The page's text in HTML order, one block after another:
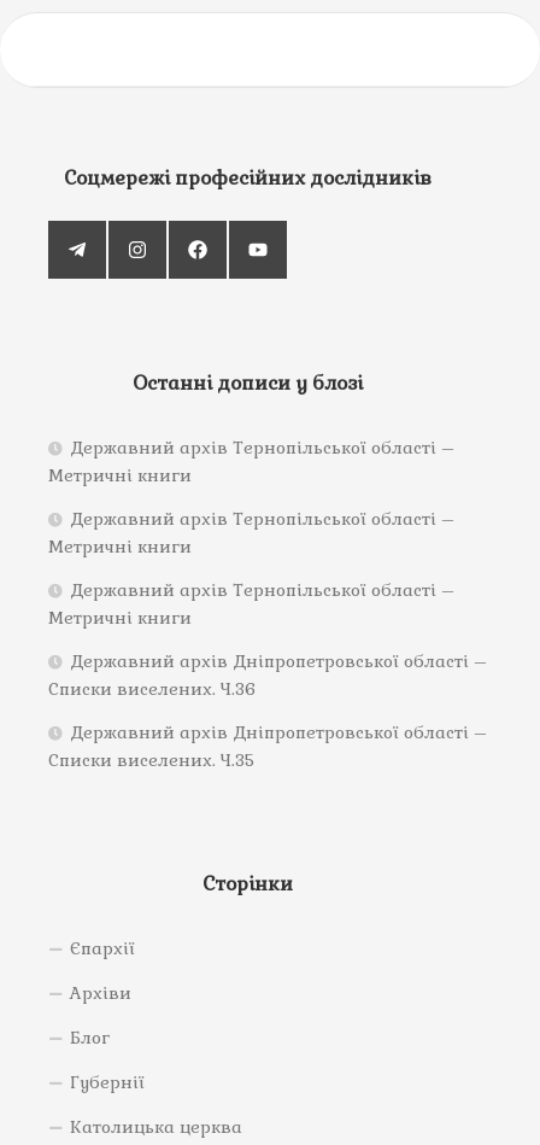
Соцмережі професійних дослідників
Останні дописи у блозі
Державний архів Тернопільської області –
Метричні книги
Державний архів Тернопільської області –
Метричні книги
Державний архів Тернопільської області –
Метричні книги
Державний архів Дніпропетровської області –
Списки виселених. Ч.36
Державний архів Дніпропетровської області –
Списки виселених. Ч.35
Сторінки
Єпархії
Архіви
Блог
Губернії
Католицька церква